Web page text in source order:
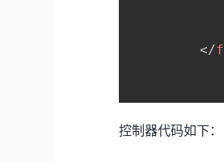
</
控制器代码如下：